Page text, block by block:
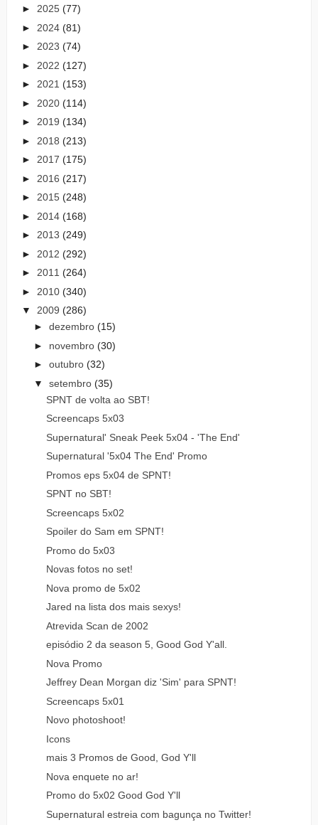
► 2025 (77)
► 2024 (81)
► 2023 (74)
► 2022 (127)
► 2021 (153)
► 2020 (114)
► 2019 (134)
► 2018 (213)
► 2017 (175)
► 2016 (217)
► 2015 (248)
► 2014 (168)
► 2013 (249)
► 2012 (292)
► 2011 (264)
► 2010 (340)
▼ 2009 (286)
► dezembro (15)
► novembro (30)
► outubro (32)
▼ setembro (35)
SPNT de volta ao SBT!
Screencaps 5x03
Supernatural' Sneak Peek 5x04 - 'The End'
Supernatural '5x04 The End' Promo
Promos eps 5x04 de SPNT!
SPNT no SBT!
Screencaps 5x02
Spoiler do Sam em SPNT!
Promo do 5x03
Novas fotos no set!
Nova promo de 5x02
Jared na lista dos mais sexys!
Atrevida Scan de 2002
episódio 2 da season 5, Good God Y'all.
Nova Promo
Jeffrey Dean Morgan diz 'Sim' para SPNT!
Screencaps 5x01
Novo photoshoot!
Icons
mais 3 Promos de Good, God Y'll
Nova enquete no ar!
Promo do 5x02 Good God Y'll
Supernatural estreia com bagunça no Twitter!